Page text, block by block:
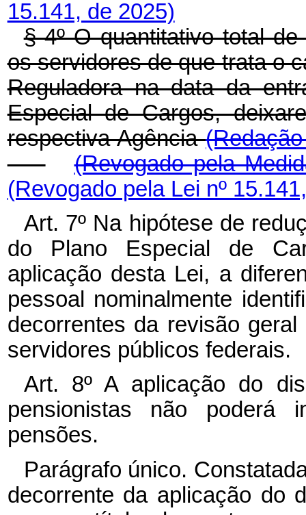
15.141, de 2025)
§ 4º O quantitativo total
os servidores de que trata o
Reguladora na data da
Especial de Cargos,
respectiva Agência
(Revogado pela
(Revogado pela Lei nº
Art. 7º Na hipótese de
do Plano Especial de
aplicação desta Lei, a
pessoal nominalmente
decorrentes da revisão
servidores públicos federais.
Art. 8º A aplicação do
pensionistas não poderá
pensões.
Parágrafo único.
decorrente da aplicação do